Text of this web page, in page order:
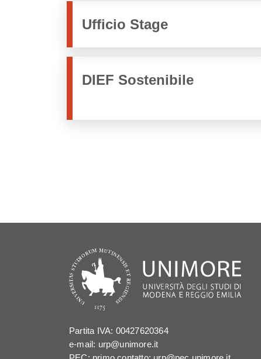
Ufficio Stage
DIEF Sostenibile
Partita IVA: 00427620364
e-mail: urp@unimore.it